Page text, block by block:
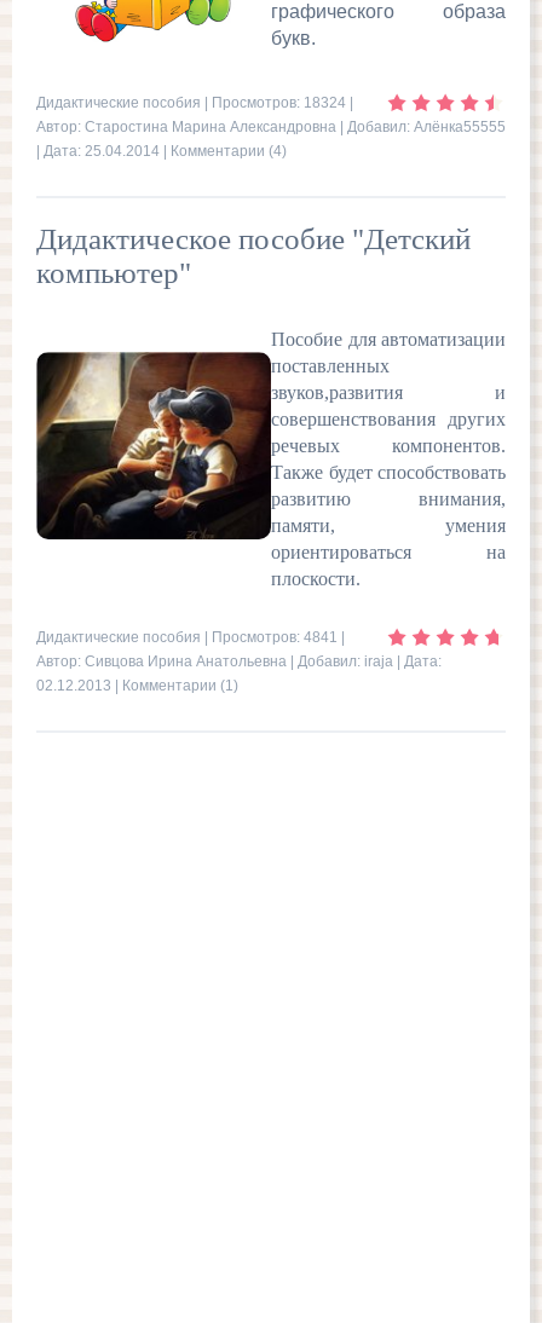
графического образа
букв.
Дидактические пособия | Просмотров: 18324 |
Автор: Старостина Марина Александровна | Добавил: Алёнка55555
| Дата: 25.04.2014 Комментарии (4)
Дидактическое пособие "Детский
компьютер"
Пособие для автоматизации
поставленных
звуков,развития и
совершенствования других
речевых компонентов.
Также будет способствовать
развитию внимания,
памяти, умения
ориентироваться на
плоскости.
Дидактические пособия | Просмотров: 4841 |
Автор: Сивцова Ирина Анатольевна | Добавил: iraja | Дата:
02.12.2013
Комментарии (1)